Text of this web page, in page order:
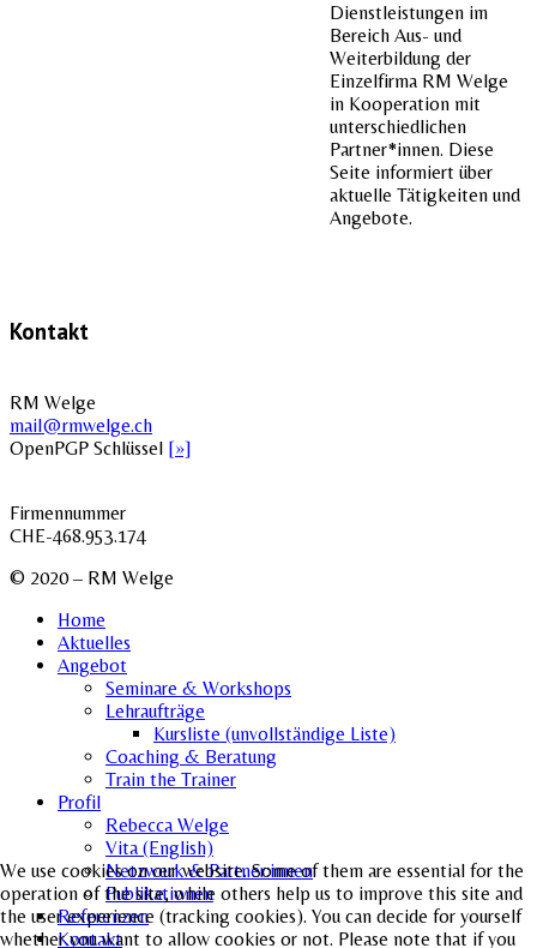
Dienstleistungen im
Bereich Aus- und
Weiterbildung der
Einzelfirma RM Welge
in Kooperation mit
unterschiedlichen
Partner*innen. Diese
Seite informiert über
aktuelle Tätigkeiten und
Angebote.
Kontakt
RM Welge
mail@rmwelge.ch
OpenPGP Schlüssel [»]
Firmennummer
CHE-468.953.174
© 2020 – RM Welge
Home
Aktuelles
Angebot
Seminare & Workshops
Lehraufträge
Kursliste (unvollständige Liste)
Coaching & Beratung
Train the Trainer
Profil
Rebecca Welge
Vita (English)
Netzwerk & Partner:innen
Publikationen
Referenzen
Kontakt
We use cookies on our website. Some of them are essential for the
operation of the site, while others help us to improve this site and
the user experience (tracking cookies). You can decide for yourself
whether you want to allow cookies or not. Please note that if you